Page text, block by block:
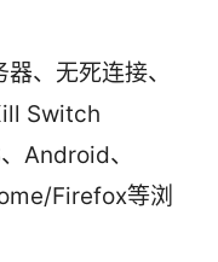
、无死连接、
Switch
Android、
Firefox等浏